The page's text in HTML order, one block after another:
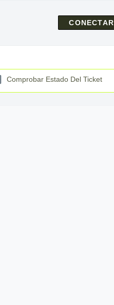
CONECTAR
Comprobar Estado Del Ticket